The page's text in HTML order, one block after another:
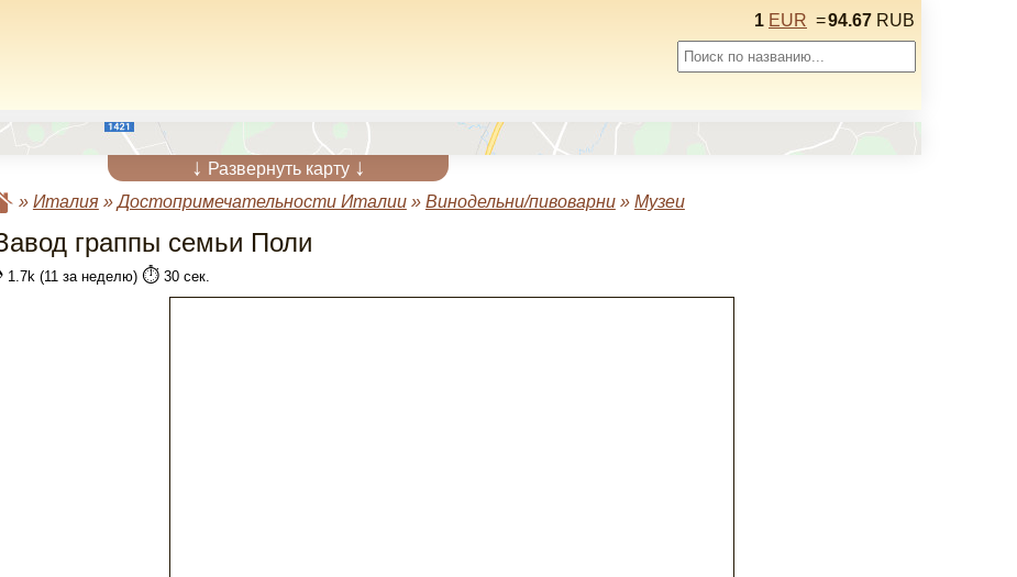
1 EUR =94.67 RUB
↓ Развернуть карту ↓
» Италия»Достопримечательности Италии» Винодельни/пивоварни» Музеи
граппы семьи Поли
1.7k (11 за неделю) ⏱️30 сек.